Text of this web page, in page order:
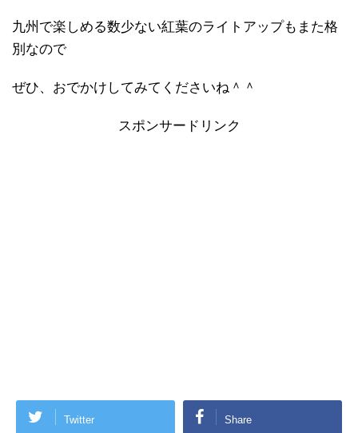
九州で楽しめる数少ない紅葉のライトアップもまた格
別なので
ぜひ、おでかけしてみてくださいね＾＾
スポンサードリンク
Twitter Share